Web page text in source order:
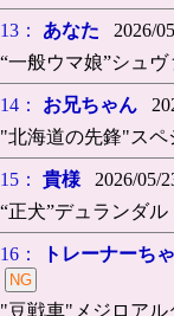
13： あなた 2026/
“一般ウマ娘”シュ
14： お兄ちゃん
"北海道の先鋒"スペ
15： 貴様 2026/05/
“正犬”デュランダル
16： トレーナーち
"豆戦車"メジロアル